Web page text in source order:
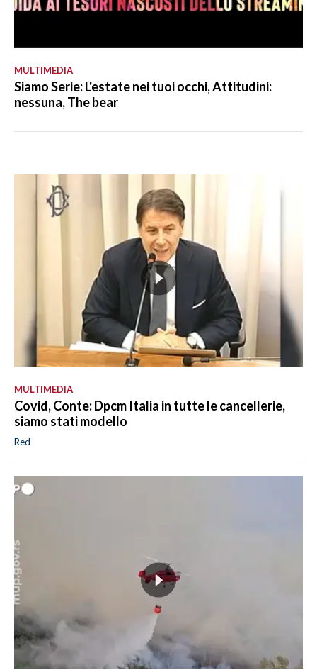
MULTIMEDIA
Siamo Serie: L'estate nei tuoi occhi, Attitudini:
nessuna, The bear
MULTIMEDIA
Covid, Conte: Dpcm Italia in tutte le cancellerie,
siamo stati modello
Red